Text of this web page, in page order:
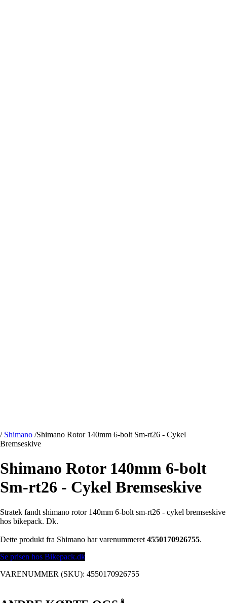
/ Shimano /Shimano Rotor 140mm 6-bolt Sm-rt26 - Cykel
Bremseskive
Shimano Rotor 140mm 6-bolt
Sm-rt26 - Cykel Bremseskive
Stratek fandt shimano rotor 140mm 6-bolt sm-rt26 - cykel bremseskive
hos bikepack. Dk.
Dette produkt fra Shimano har varenummeret 4550170926755.
Se prisen hos Bikepack.dk
VARENUMMER (SKU): 4550170926755